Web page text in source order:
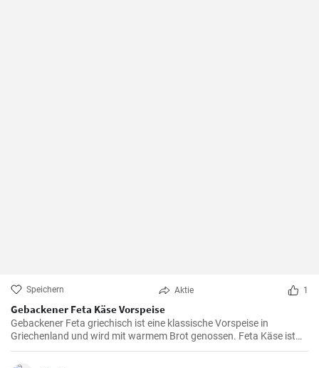
Speichern Aktie 1
Gebackener Feta Käse Vorspeise
Gebackener Feta griechisch ist eine klassische Vorspeise in
Griechenland und wird mit warmem Brot genossen. Feta Käse ist
aus Schafsmilch und schmeckt pikant aber nicht zu salzig .
Gebackener Feta im Ofen ist besonders köstlich. Probieren sie es